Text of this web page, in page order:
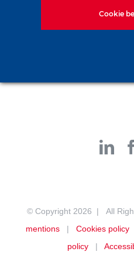
© Copyright 2026 | All
mentions| Cookies policy
policy|
Cookie